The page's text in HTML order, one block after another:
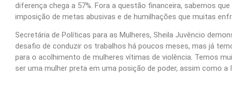
diferença chega a 57%. Fora a questão financeira, sabemos
imposição de metas abusivas e de humilhações que muitas
Secretária de Políticas para as Mulheres, Sheila Juvêncio
desafio de conduzir os trabalhos há poucos meses, mas já
para o acolhimento de mulheres vítimas de violência. Temos
ser uma mulher preta em uma posição de poder, assim como a